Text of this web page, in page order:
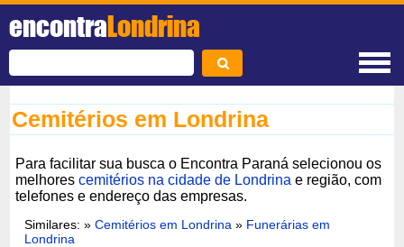
encontraLondrina
Cemitérios em Londrina
Para facilitar sua busca o Encontra Paraná selecionou os
melhorescemitérios na cidade de Londrina e região, com
telefones e endereço das empresas.
Similares: »Cemitérios em Londrina » Funerárias em
Londrina